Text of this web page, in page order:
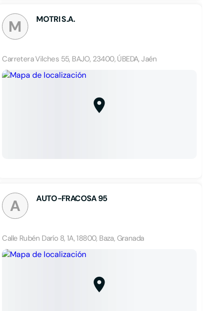
M MOTRI S.A.
Carretera Vilches 55, BAJO, 23400, ÚBEDA, Jaén
A AUTO-FRACOSA 95
Calle Rubén Darío 8, 1A, 18800, Baza, Granada